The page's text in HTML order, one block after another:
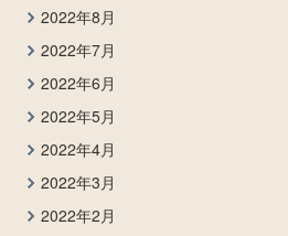
2022年8月
2022年7月
2022年6月
2022年5月
2022年4月
2022年3月
2022年2月